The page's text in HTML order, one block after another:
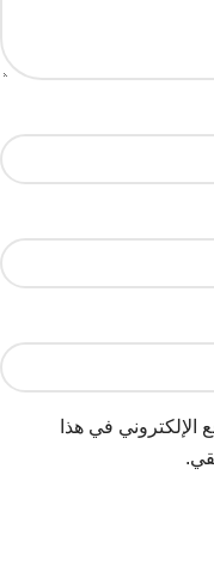
الإلكتروني في هذا